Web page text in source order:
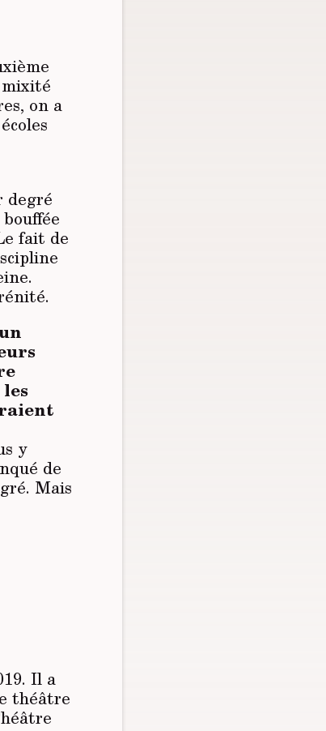
on a
degré
fait de
y
de
Mais
Il a
théâtre